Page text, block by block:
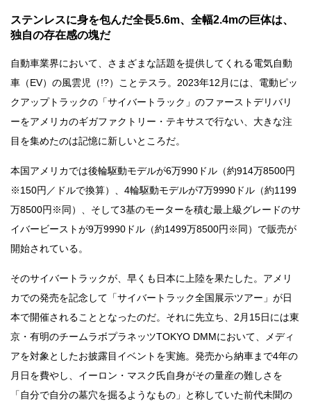
ステンレスに身を包んだ全長5.6m、全幅2.4mの巨体は、
独自の存在感の塊だ
自動車業界において、さまざまな話題を提供してくれる電気自動
車（EV）の風雲児（!?）ことテスラ。2023年12月には、電動ピッ
クアップトラックの「サイバートラック」のファーストデリバリ
ーをアメリカのギガファクトリー・テキサスで行ない、大きな注
目を集めたのは記憶に新しいところだ。
本国アメリカでは後輪駆動モデルが6万990ドル（約914万8500円
※150円／ドルで換算）、4輪駆動モデルが7万9990ドル（約1199
万8500円※同）、そして3基のモーターを積む最上級グレードのサ
イバービーストが9万9990ドル（約1499万8500円※同）で販売が
開始されている。
そのサイバートラックが、早くも日本に上陸を果たした。アメリ
カでの発売を記念して「サイバートラック全国展示ツアー」が日
本で開催されることとなったのだ。それに先立ち、2月15日には東
京・有明のチームラボプラネッツTOKYO DMMにおいて、メディ
アを対象としたお披露目イベントを実施。発売から納車まで4年の
月日を費やし、イーロン・マスク氏自身がその量産の難しさを
「自分で自分の墓穴を掘るようなもの」と称していた前代未聞の